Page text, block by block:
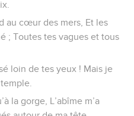
au cœur des mers, Et les
; Toutes tes vagues et tous
loin de tes yeux ! Mais je
la gorge, L’abîme m’a